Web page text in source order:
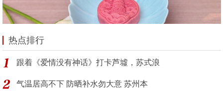
热点排行
跟着《爱情没有神话》打卡芦墟，苏式浪
气温居高不下 防晒补水勿大意 苏州本